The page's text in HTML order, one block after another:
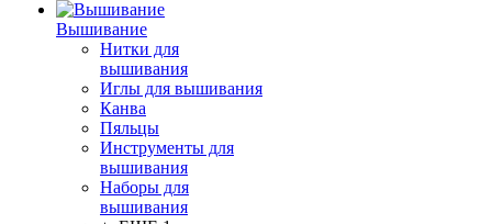
Вышивание
Нитки для
вышивания
Иглы для вышивания
Канва
Пяльцы
Инструменты для
вышивания
Наборы для
вышивания